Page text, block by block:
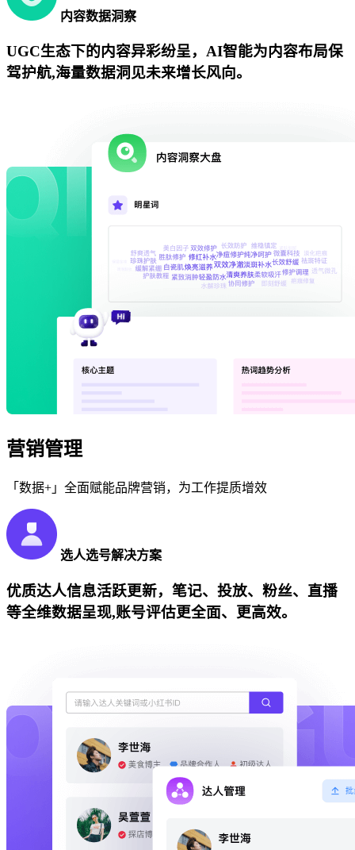
内容数据洞察
UGC生态下的内容异彩纷呈，AI智能为内容布局保
驾护航,海量数据洞见未来增长风向。
营销管理
「数据+」全面赋能品牌营销，为工作提质增效
选人选号解决方案
优质达人信息活跃更新，笔记、投放、粉丝、直播
等全维数据呈现,账号评估更全面、更高效。